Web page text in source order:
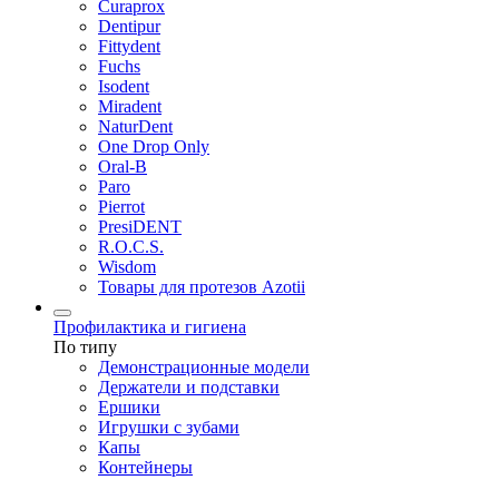
Curaprox
Dentipur
Fittydent
Fuchs
Isodent
Miradent
NaturDent
One Drop Only
Oral-B
Paro
Pierrot
PresiDENT
R.O.C.S.
Wisdom
Товары для протезов Azotii
Профилактика и гигиена
По типу
Демонстрационные модели
Держатели и подставки
Ершики
Игрушки с зубами
Капы
Контейнеры